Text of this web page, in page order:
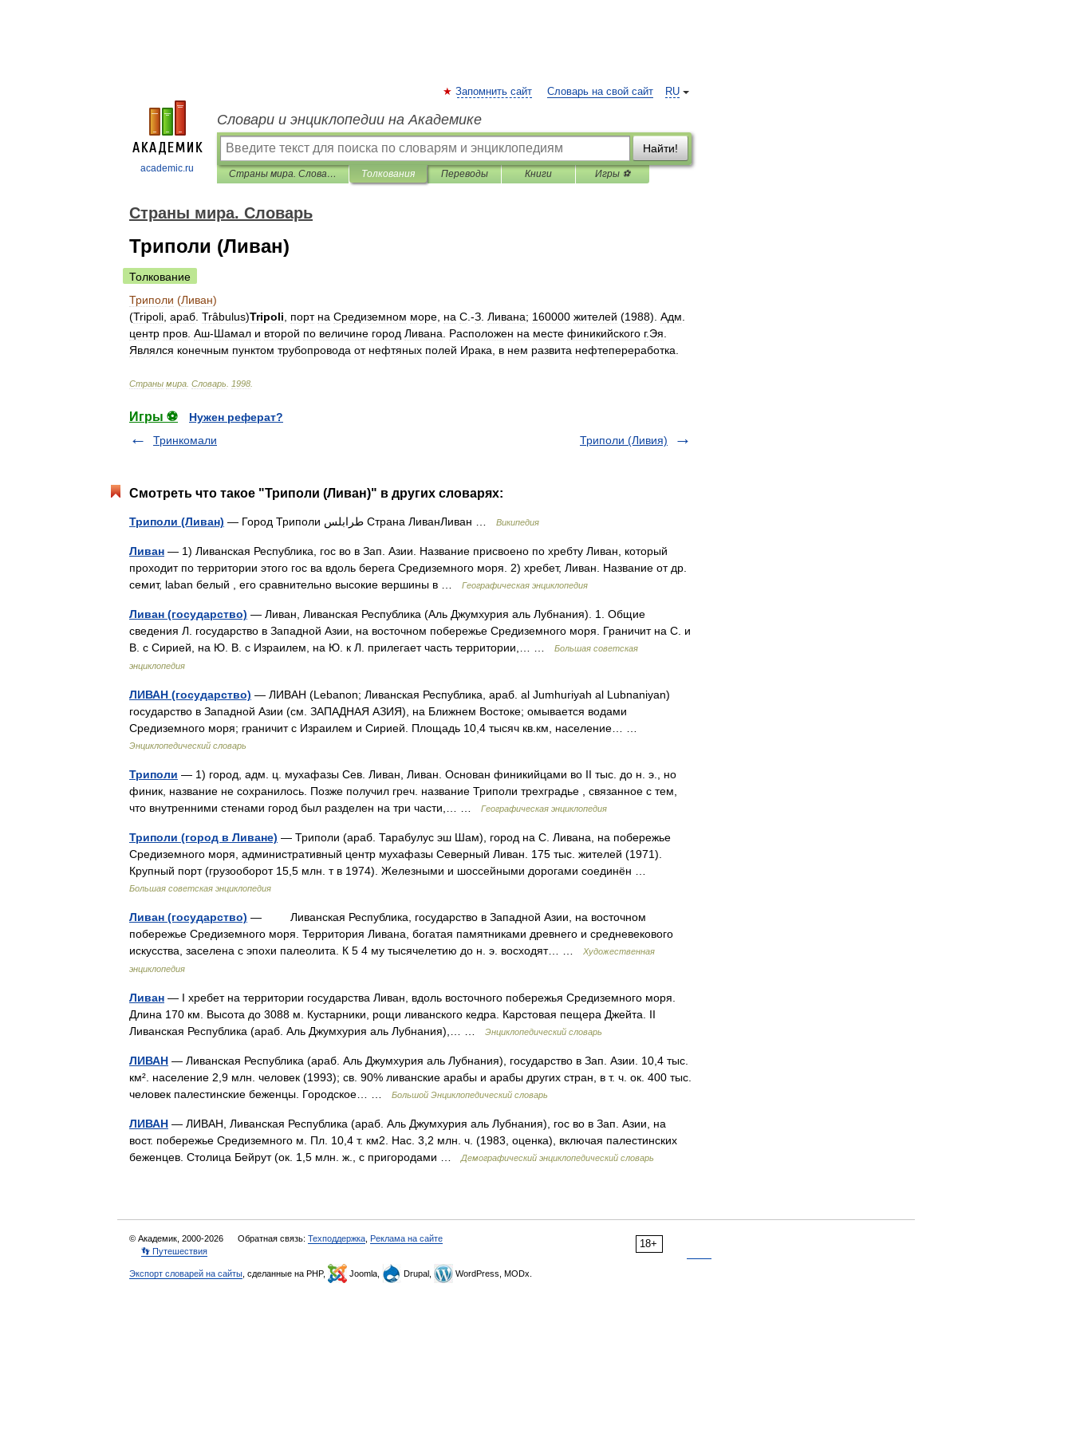
academic.ru
RU
Запомнить сайт Словарь на свой сайт
Словари и энциклопедии на Академике
Найти!
Страны мира. Словарь Толкования Переводы Книги Игры ⚽
Страны мира. Словарь
Триполи (Ливан)
Толкование
Триполи (Ливан)
(Tripoli араб Trâbulus)Tripoli порт на Средиземном море на С .-З Ливана; 160000 жителей (1988). Адм
центр пров Аш-Шамал и второй по величине город Ливана Расположен на месте финикийского г.Эя
Являлся конечным пунктом трубопровода от нефтяных полей Ирака в нем развита нефтепереработка
Страны мира Словарь 1998
Игры ⚽
Нужен реферат?
Тринкомали
Триполи (Ливия)
Смотреть что такое "Триполи (Ливан)" в других словарях:
Триполи (Ливан) — Город Триполи طرابلس Страна ЛиванЛиван … Википедия
Ливан — 1) Ливанская Республика, гос во в Зап. Азии. Название присвоено по хребту Ливан, который
проходит по территории этого гос ва вдоль берега Средиземного моря. 2) хребет, Ливан. Название от др.
семит, laban белый , его сравнительно высокие вершины в …
Географическая энциклопедия
Ливан (государство) — Ливан, Ливанская Республика (Аль Джумхурия аль Лубнания). 1. Общие
сведения Л. государство в Западной Азии, на восточном побережье Средиземного моря. Граничит на С. и
В. с Сирией, на Ю. В. с Израилем, на Ю. к Л. прилегает часть территории,… …
Большая советская
энциклопедия
ЛИВАН (государство) — ЛИВАН (Lebanon; Ливанская Республика, араб. al Jumhuriyah al Lubnaniyan)
государство в Западной Азии (см. ЗАПАДНАЯ АЗИЯ), на Ближнем Востоке; омывается водами
Средиземного моря; граничит с Израилем и Сирией. Площадь 10,4 тысяч кв.км, население… …
Энциклопедический словарь
Триполи — 1) город, адм. ц. мухафазы Сев. Ливан, Ливан. Основан финикийцами во II тыс. до н. э., но
финик, название не сохранилось. Позже получил греч. название Триполи трехградье , связанное с тем,
что внутренними стенами город был разделен на три части,… …
Географическая энциклопедия
Триполи (город в Ливане) — Триполи (араб. Тарабулус эш Шам), город на С. Ливана, на побережье
Средиземного моря, административный центр мухафазы Северный Ливан. 175 тыс. жителей (1971).
Крупный порт (грузооборот 15,5 млн. т в 1974). Железными и шоссейными дорогами соединён …
Большая советская энциклопедия
Ливан (государство) — Ливанская Республика, государство в Западной Азии, на восточном
побережье Средиземного моря. Территория Ливана, богатая памятниками древнего и средневекового
искусства, заселена с эпохи палеолита. К 5 4 му тысячелетию до н. э. восходят… …
Художественная
энциклопедия
Ливан — I хребет на территории государства Ливан, вдоль восточного побережья Средиземного моря.
Длина 170 км. Высота до 3088 м. Кустарники, рощи ливанского кедра. Карстовая пещера Джейта. II
Ливанская Республика (араб. Аль Джумхурия аль Лубнания),… …
Энциклопедический словарь
ЛИВАН — Ливанская Республика (араб. Аль Джумхурия аль Лубнания), государство в Зап. Азии. 10,4 тыс.
км². население 2,9 млн. человек (1993); св. 90% ливанские арабы и арабы других стран, в т. ч. ок. 400 тыс.
человек палестинские беженцы. Городское… …
Большой Энциклопедический словарь
ЛИВАН — ЛИВАН, Ливанская Республика (араб. Аль Джумхурия аль Лубнания), гос во в Зап. Азии, на
вост. побережье Средиземного м. Пл. 10,4 т. км2. Нас. 3,2 млн. ч. (1983, оценка), включая палестинских
беженцев. Столица Бейрут (ок. 1,5 млн. ж., с пригородами …
Демографический энциклопедический словарь
18+
© Академик, 2000-2026 Обратная связь: Техподдержка Реклама на сайте
👣 Путешествия
Экспорт словарей на сайты , сделанные на PHP, Joomla, Drupal, WordPress, MODx.